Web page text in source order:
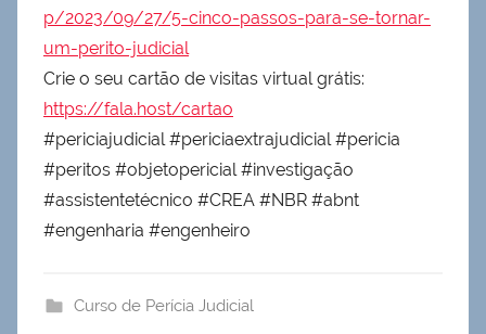
p/2023/09/27/5-cinco-passos-para-se-tornar-
um-perito-judicial
Crie o seu cartão de visitas virtual grátis:
https://fala.host/cartao
#periciajudicial #periciaextrajudicial #pericia
#peritos #objetopericial #investigação
#assistentetécnico #CREA #NBR #abnt
#engenharia #engenheiro
Curso de Perícia Judicial